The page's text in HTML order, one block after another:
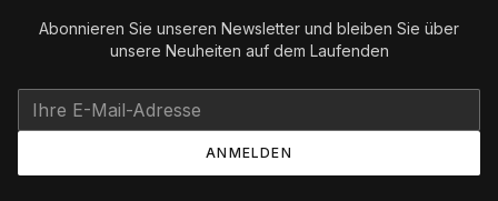
Abonnieren Sie unseren Newsletter und bleiben Sie über
unsere Neuheiten auf dem Laufenden
ANMELDEN